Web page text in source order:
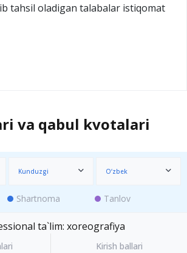
tahsil oladigan talabalar istiqomat
va qabul kvotalari
Kunduzgi O‘zbek
Shartnoma Tanlov
ta`lim: xoreografiya